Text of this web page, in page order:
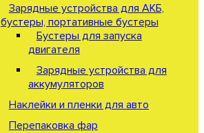
Зарядные устройства для АКБ,
бустеры, портативные бустеры
Бустеры для запуска
двигателя
Зарядные устройства для
аккумуляторов
Наклейки и пленки для авто
Перепаковка фар